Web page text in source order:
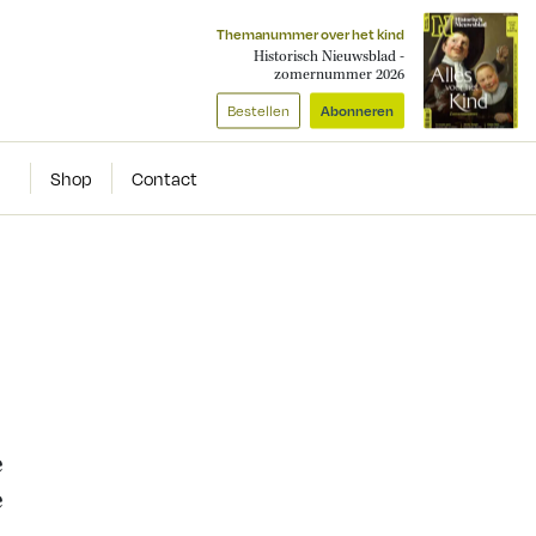
Themanummer over het kind
Historisch Nieuwsblad -
zomernummer 2026
Bestellen Abonneren
Shop Contact